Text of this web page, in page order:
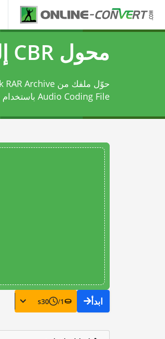
محول CBR إلى AAC
Audio Coding File باستخدام
ابدأ 1
/
30
s